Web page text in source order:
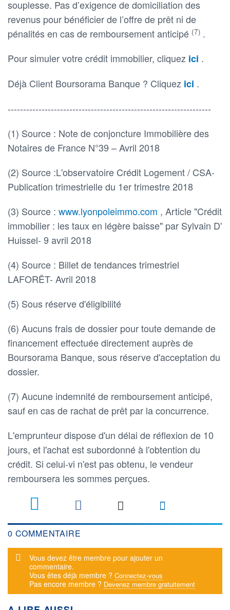
souplesse. Pas d’exigence de domiciliation des
revenus pour bénéficier de l’offre de prêt ni de
pénalités en cas de remboursement anticipé (7) .
Pour simuler votre crédit immobilier, cliquez ici .
Déjà Client Boursorama Banque ? Cliquez ici .
------------------------------------------------------------------
(1) Source : Note de conjoncture Immobilière des
Notaires de France N°39 – Avril 2018
(2) Source :L'observatoire Crédit Logement / CSA-
Publication trimestrielle du 1er trimestre 2018
(3) Source : www.lyonpoleimmo.com , Article "Crédit
immobilier : les taux en légère baisse" par Sylvain D'
Huissel- 9 avril 2018
(4) Source : Billet de tendances trimestriel
LAFORÊT- Avril 2018
(5) Sous réserve d'éligibilité
(6) Aucuns frais de dossier pour toute demande de
financement effectuée directement auprès de
Boursorama Banque, sous réserve d'acceptation du
dossier.
(7) Aucune indemnité de remboursement anticipé,
sauf en cas de rachat de prêt par la concurrence.
L'emprunteur dispose d'un délai de réflexion de 10
jours, et l'achat est subordonné à l'obtention du
crédit. Si celui-vi n'est pas obtenu, le vendeur
remboursera les sommes perçues.
0 COMMENTAIRE
Message d'alerte
Vous devez être membre pour ajouter un
commentaire.
Vous êtes déjà membre ? Connectez-vous
Pas encore membre ? Devenez membre gratuitement